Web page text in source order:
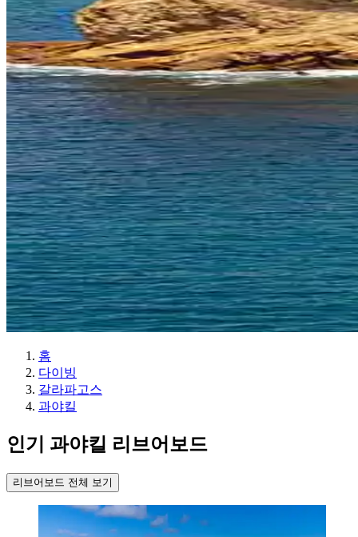
홈
다이빙
갈라파고스
과야킬
인기 과야킬 리브어보드
리브어보드 전체 보기